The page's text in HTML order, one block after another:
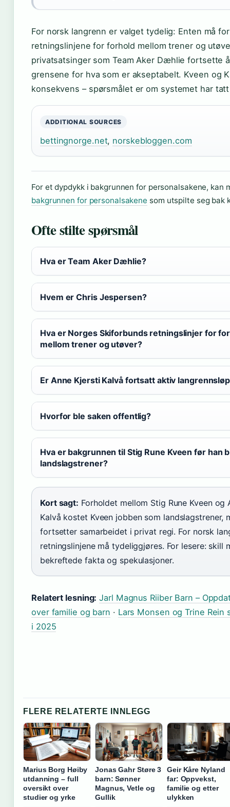
For norsk langrenn er valget tydelig: Enten må
retningslinjene for forhold mellom trener og
privatsatsinger som Team Aker Dæhlie fortsette
grensene for hva som er akseptabelt. Kveen og
konsekvens – spørsmålet er om systemet har
ADDITIONAL SOURCES
bettingnorge.net, norskebloggen.com
For et dypdykk i bakgrunnen for personalsakene, kan
bakgrunnen for personalsakene som utspilte seg bak
Ofte stilte spørsmål
Hva er Team Aker Dæhlie?
Hvem er Chris Jespersen?
Hva er Norges Skiforbunds retningslinjer for
mellom trener og utøver?
Er Anne Kjersti Kalvå fortsatt aktiv
Hvorfor ble saken offentlig?
Hva er bakgrunnen til Stig Rune Kveen før han
landslagstrener?
Kort sagt: Forholdet mellom Stig Rune Kveen og
Kalvå kostet Kveen jobben som landslagstrener,
fortsetter samarbeidet i privat regi. For norsk
retningslinjene må tydeliggjøres. For lesere: skill
bekreftede fakta og spekulasjoner.
Relatert lesning: Jarl Magnus Riiber Barn –
over familie og barn · Lars Monsen og Trine Rein
i 2025
FLERE RELATERTE INNLEGG
Marius Borg Høiby
utdanning – full
oversikt over
studier og yrke
Jonas Gahr Støre 3
barn: Sønner
Magnus, Vetle og
Gullik
Geir Kåre Nyland
far: Oppvekst,
familie og etter
ulykken